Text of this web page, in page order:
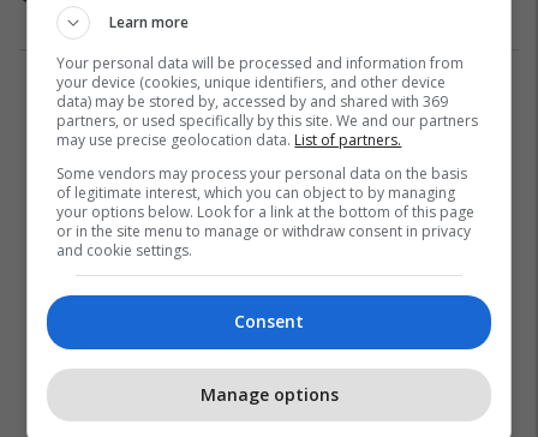
gruan e tij
Po Flitet
1
Learn more
Your personal data will be processed and information from
your device (cookies, unique identifiers, and other device
data) may be stored by, accessed by and shared with 369
partners, or used specifically by this site. We and our partners
may use precise geolocation data. List of partners.
Some vendors may process your personal data on the basis
of legitimate interest, which you can object to by managing
your options below. Look for a link at the bottom of this page
or in the site menu to manage or withdraw consent in privacy
and cookie settings.
Consent
Manage options